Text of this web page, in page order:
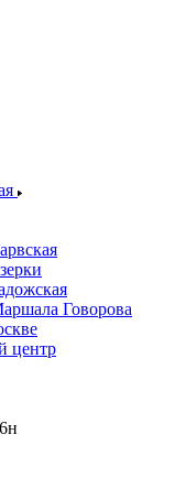
Говорова
центр